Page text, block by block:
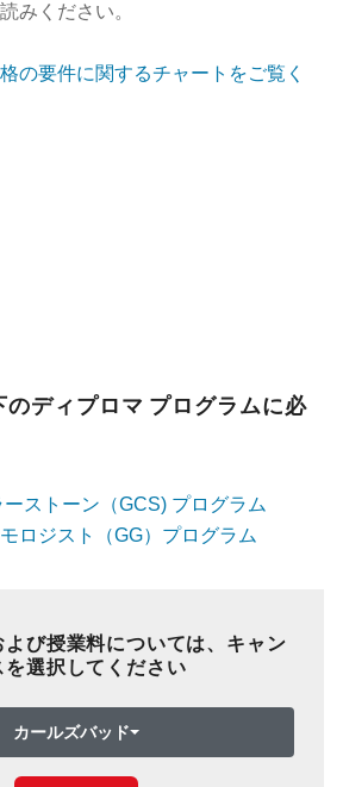
みください。
の要件に関するチャートをご覧く
ディプロマ プログラムに必
ストーン（GCS) プログラム
ロジスト（GG）プログラム
び授業料については、キャン
を選択してください
カールズバッド